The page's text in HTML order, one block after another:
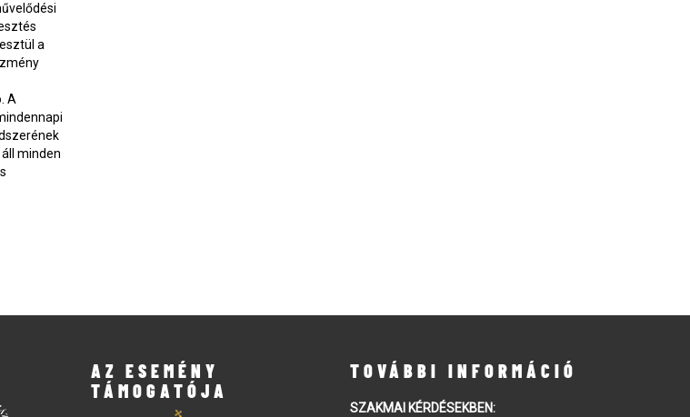
a
A
minden
AZ ESEMÉNY
TÁMOGATÓJA
TOVÁBBI INFORMÁCIÓ
SZAKMAI KÉRDÉSEKBEN: